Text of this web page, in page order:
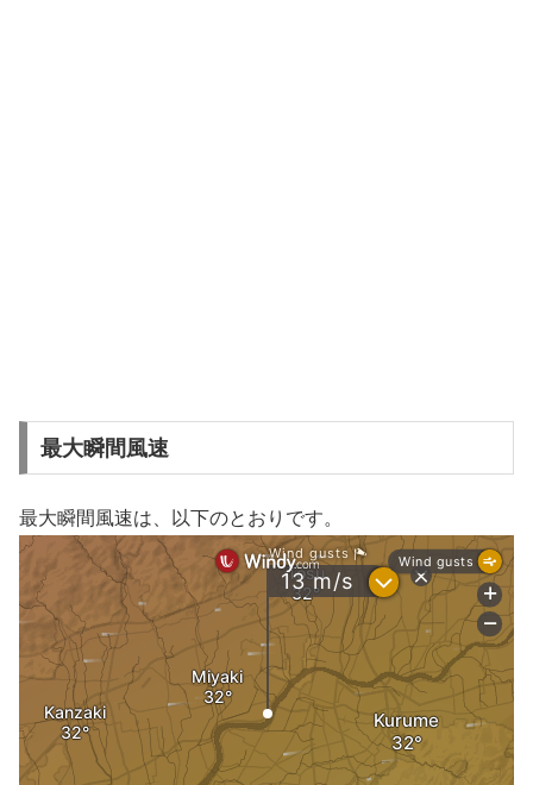
最大瞬間風速
最大瞬間風速は、以下のとおりです。